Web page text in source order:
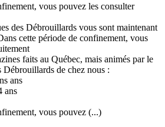
vous pouvez les consulter
des Débrouillards vous sont maintenant
cette période de confinement, vous
faits au Québec, mais animés par le
Débrouillards de chez nous :
ans
ans
vous pouvez (...)